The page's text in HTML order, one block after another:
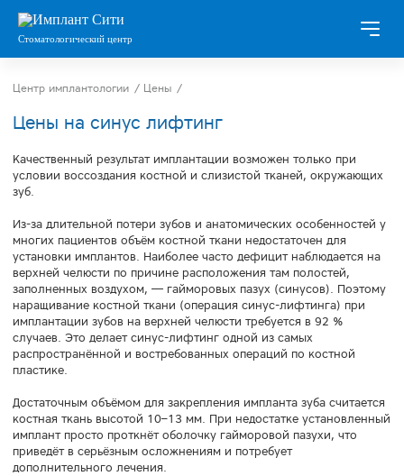
Стоматологический центр
Центр имплантологии / Цены /
Цены на синус лифтинг
Качественный результат имплантации возможен только при
условии воссоздания костной и слизистой тканей, окружающих
зуб.
Из-за длительной потери зубов и анатомических особенностей у
многих пациентов объём костной ткани недостаточен для
установки имплантов. Наиболее часто дефицит наблюдается на
верхней челюсти по причине расположения там полостей,
заполненных воздухом, — гайморовых пазух (синусов). Поэтому
наращивание костной ткани (операция синус-лифтинга) при
имплантации зубов на верхней челюсти требуется в 92 %
случаев. Это делает синус-лифтинг одной из самых
распространённой и востребованных операций по костной
пластике.
Достаточным объёмом для закрепления импланта зуба считается
костная ткань высотой 10–13 мм. При недостатке установленный
имплант просто проткнёт оболочку гайморовой пазухи, что
приведёт в серьёзным осложнениям и потребует
дополнительного лечения.